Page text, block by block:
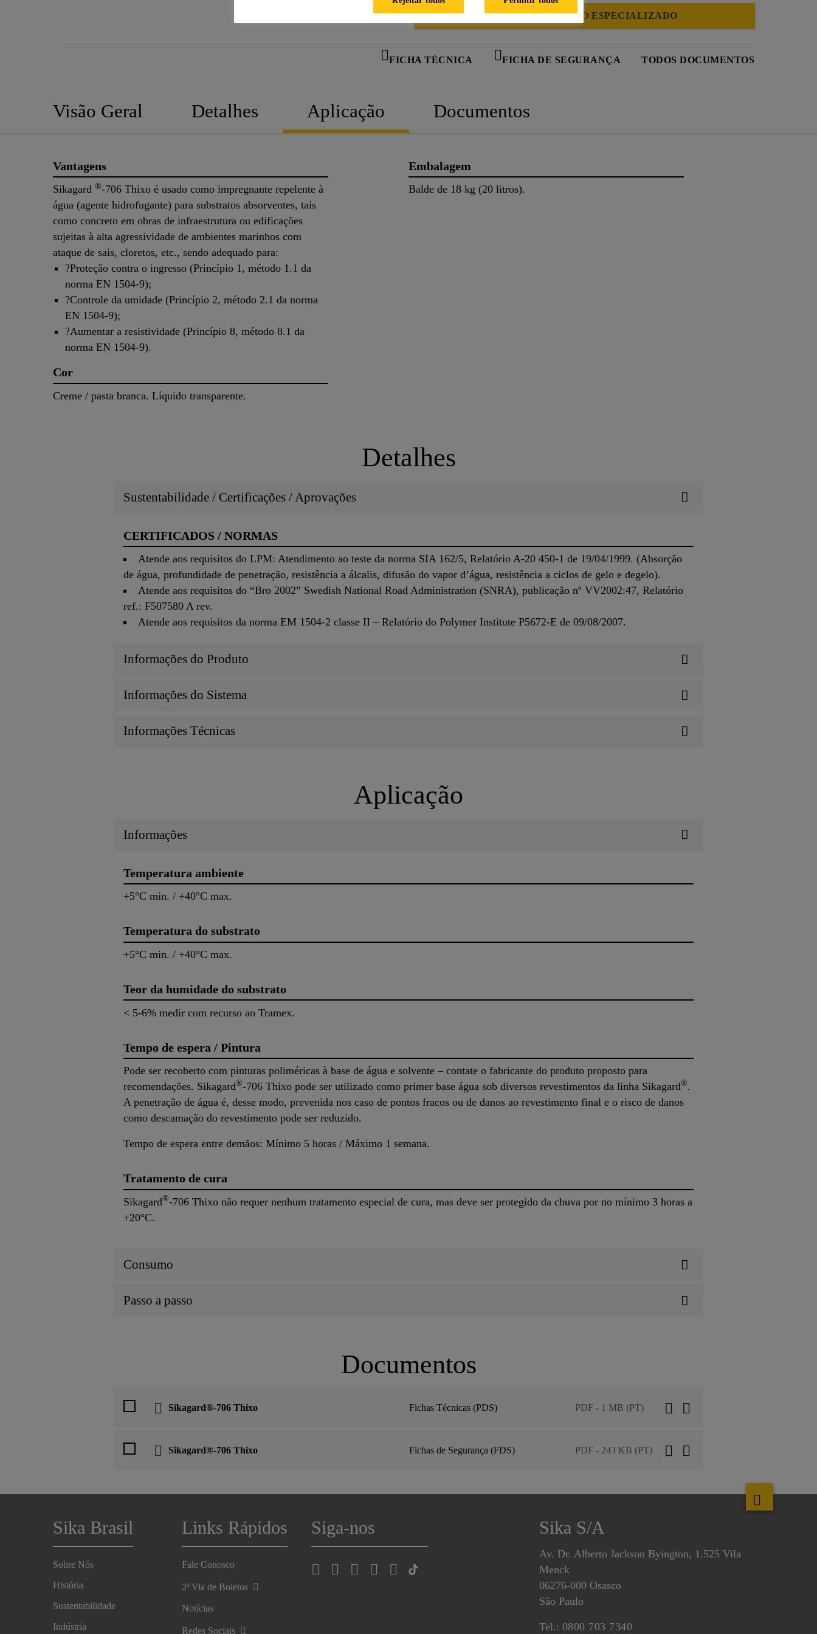
ATENDIMENTO ESPECIALIZADO
FICHA TÉCNICA FICHA DE SEGURANÇA TODOS DOCUMENTOS
Visão Geral Detalhes Aplicação Documentos
Vantagens
Sikagard ®-706 Thixo é usado como impregnante repelente à
água (agente hidrofugante) para substratos absorventes, tais
como concreto em obras de infraestrutura ou edificações
sujeitas à alta agressividade de ambientes marinhos com
ataque de sais, cloretos, etc., sendo adequado para:
?Proteção contra o ingresso (Princípio 1, método 1.1 da
norma EN 1504-9);
?Controle da umidade (Princípio 2, método 2.1 da norma
EN 1504-9);
?Aumentar a resistividade (Princípio 8, método 8.1 da
norma EN 1504-9).
Embalagem
Balde de 18 kg (20 litros).
Cor
Creme / pasta branca. Líquido transparente.
Detalhes
Sustentabilidade / Certificações / Aprovações
CERTIFICADOS / NORMAS
Atende aos requisitos do LPM: Atendimento ao teste da norma SIA 162/5, Relatório A-20 450-1 de 19/04/1999. (Absorção
de água, profundidade de penetração, resistência a álcalis, difusão do vapor d’água, resistência a ciclos de gelo e degelo).
Atende aos requisitos do “Bro 2002” Swedish National Road Administration (SNRA), publicação nº VV2002:47, Relatório
ref.: F507580 A rev.
Atende aos requisitos da norma EM 1504-2 classe II – Relatório do Polymer Institute P5672-E de 09/08/2007.
Informações do Produto
Informações do Sistema
Informações Técnicas
Aplicação
Informações
Temperatura ambiente
+5°C min. / +40°C max.
Temperatura do substrato
+5°C min. / +40°C max.
Teor da humidade do substrato
< 5-6% medir com recurso ao Tramex.
Tempo de espera / Pintura
Pode ser recoberto com pinturas poliméricas à base de água e solvente – contate o fabricante do produto proposto para
recomendações. Sikagard®-706 Thixo pode ser utilizado como primer base água sob diversos revestimentos da linha Sikagard®.
A penetração de água é, desse modo, prevenida nos caso de pontos fracos ou de danos ao revestimento final e o risco de danos
como descamação do revestimento pode ser reduzido.
Tempo de espera entre demãos: Mínimo 5 horas / Máximo 1 semana.
Tratamento de cura
Sikagard®-706 Thixo não requer nenhum tratamento especial de cura, mas deve ser protegido da chuva por no mínimo 3 horas a
+20°C.
Consumo
Passo a passo
Documentos
Sikagard®-706 Thixo Fichas Técnicas (PDS) PDF - 1 MB (PT)
Sikagard®-706 Thixo Fichas de Segurança (FDS) PDF - 243 KB (PT)
Sika Brasil
Sobre Nós
História
Sustentabilidade
Indústria
Links Rápidos
Fale Conosco
2ª Via de Boletos
Notícias
Redes Sociais
Siga-nos Sika S/A
Av. Dr. Alberto Jackson Byington, 1.525 Vila
Menck
06276-000 Osasco
São Paulo
Tel.: 0800 703 7340